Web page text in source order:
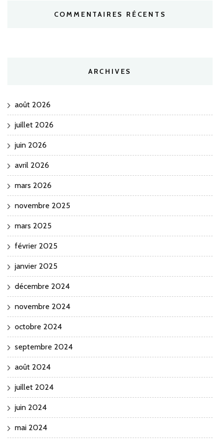
COMMENTAIRES RÉCENTS
ARCHIVES
août 2026
juillet 2026
juin 2026
avril 2026
mars 2026
novembre 2025
mars 2025
février 2025
janvier 2025
décembre 2024
novembre 2024
octobre 2024
septembre 2024
août 2024
juillet 2024
juin 2024
mai 2024